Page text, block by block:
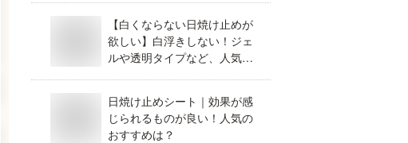
【白くならない日焼け止めが
欲しい】白浮きしない！ジェ
ルや透明タイプなど、人気の
日焼け止めシート｜効果が感
じられるものが良い！人気の
おすすめは？